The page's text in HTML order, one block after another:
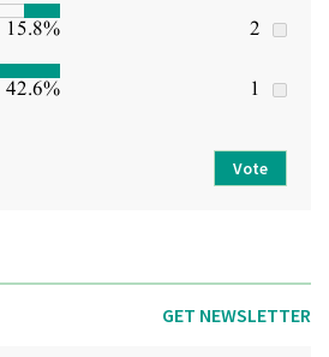
2
15.8%
1
42.6%
Vote
GET NEWSLETTER